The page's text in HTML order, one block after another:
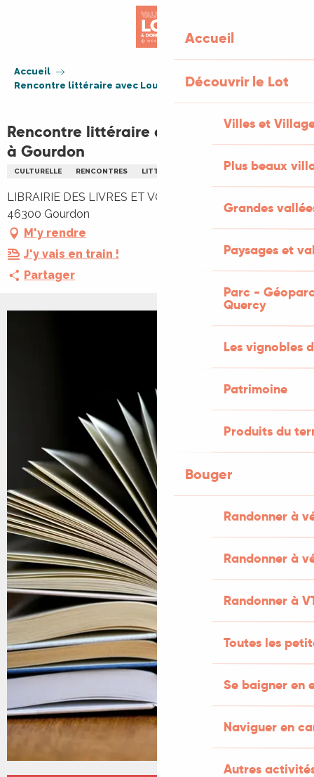
Accueil
Découvrir le Lot
Villes et
Plus beaux
Grandes
Paysages et
Parc -
Quercy
Les vignobles
Patrimoine
Produits du
Bouger
Randonner à
Randonner à
Randonner à
Toutes les
Se baigner en
Naviguer en
Autres
Accueil
Rencontre littéraire avec Louise Poligny à Gourdon
Rencontre littéraire avec Louise Poligny
à Gourdon
CULTURELLE RENCONTRES LITTÉRATURE
LIBRAIRIE DES LIVRES ET VOUS, 26 Boulevard Mainiol,
46300 Gourdon
M'y rendre
J'y vais en train !
Partager